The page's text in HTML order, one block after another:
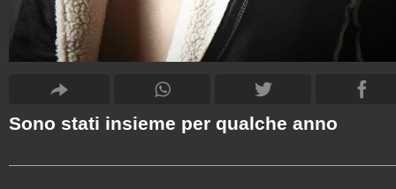
Sono stati insieme per qualche anno